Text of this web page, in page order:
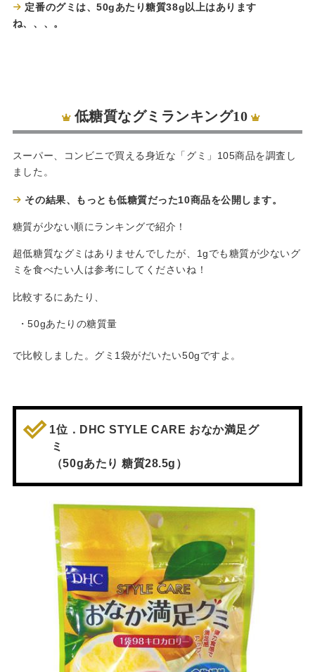
定番のグミは、50gあたり糖質38g以上はあります
ね、、、。
低糖質なグミランキング10
スーパー、コンビニで買える身近な「グミ」105商品を調査し
ました。
その結果、もっとも低糖質だった10商品を公開します。
糖質が少ない順にランキングで紹介！
超低糖質なグミはありませんでしたが、1gでも糖質が少ないグ
ミを食べたい人は参考にしてくださいね！
比較するにあたり、
・50gあたりの糖質量
で比較しました。グミ1袋がだいたい50gですよ。
1位．DHC STYLE CARE おなか満足グ
ミ
（50gあたり 糖質28.5g）